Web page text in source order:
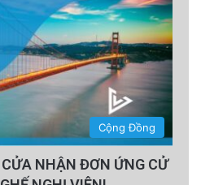
by ‘military,
gangs’
Cộng Đồng
CỬA NHẬN ĐƠN ỨNG CỬ